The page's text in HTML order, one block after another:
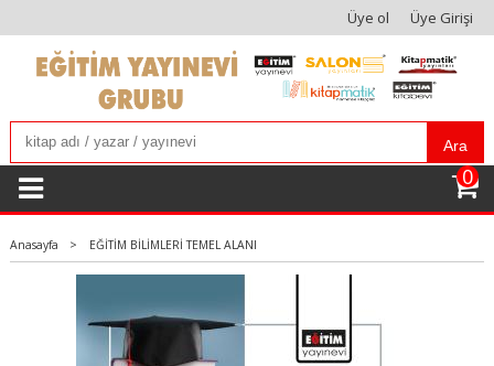
Üye ol Üye Girişi
Ara
0
Anasayfa > EĞİTİM BİLİMLERİ TEMEL ALANI